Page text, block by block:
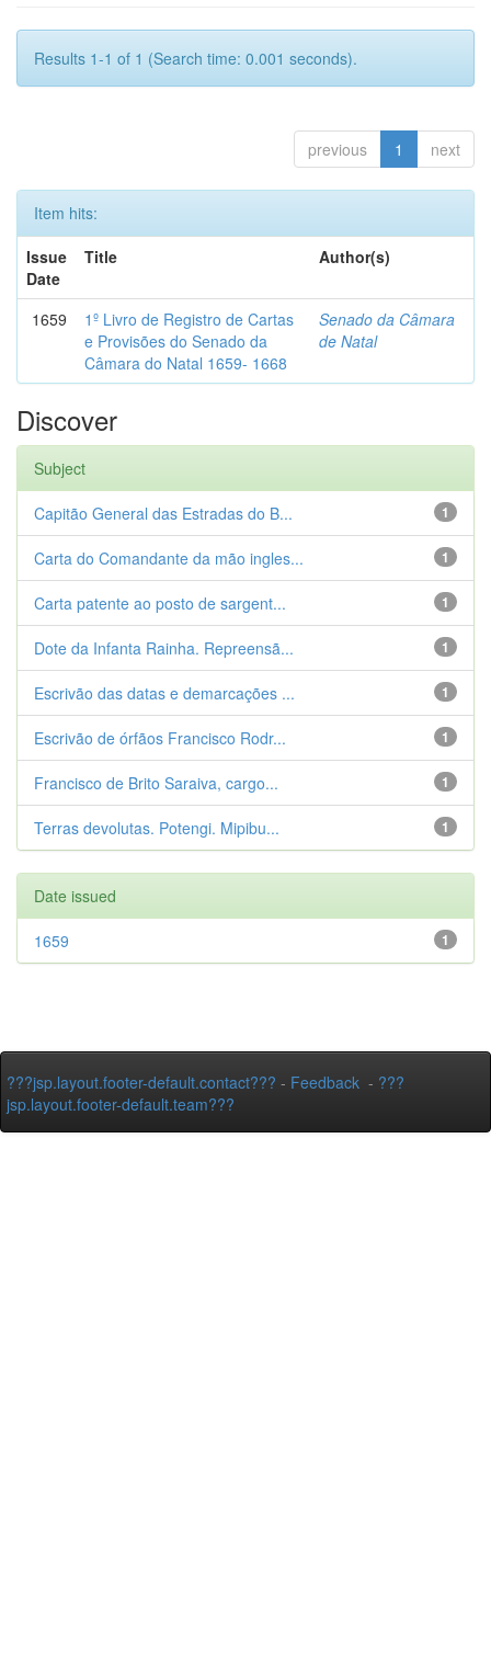
Results 1-1 of 1 (Search time: 0.001 seconds).
previous 1 next
Item hits:
Issue
Date
Title Author(s)
1659
1º Livro de Registro de Cartas
e Provisões do Senado da
Câmara do Natal 1659- 1668
Senado da Câmara
de Natal
Discover
Subject
1
Capitão General das Estradas do B...
1
Carta do Comandante da mão ingles...
1
Carta patente ao posto de sargent...
1
Dote da Infanta Rainha. Repreensã...
1
Escrivão das datas e demarcações ...
1
Escrivão de órfãos Francisco Rodr...
1
Francisco de Brito Saraiva, cargo...
1
Terras devolutas. Potengi. Mipibu...
Date issued
1
1659
???jsp.layout.footer-default.contact??? - Feedback - ???
jsp.layout.footer-default.team???